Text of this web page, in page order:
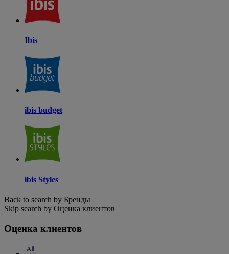
Ibis
ibis budget
ibis Styles
Back to search by Бренды
Skip search by Оценка клиентов
Оценка клиентов